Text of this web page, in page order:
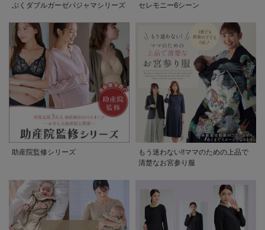
ぷくダブルガーゼパジャマシリーズ
セレモニー6シーン
助産院監修シリーズ
もう迷わない!!ママのための上品で
清楚なお宮参り服